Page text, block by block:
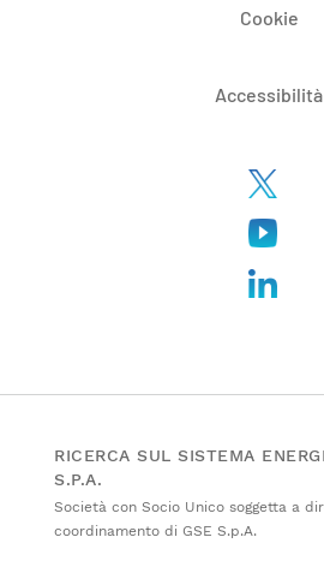
Cookie
Accessibilità
RICERCA SUL SISTEMA
S.P.A.
Società con Socio Unico soggetta a
coordinamento di GSE S.p.A.